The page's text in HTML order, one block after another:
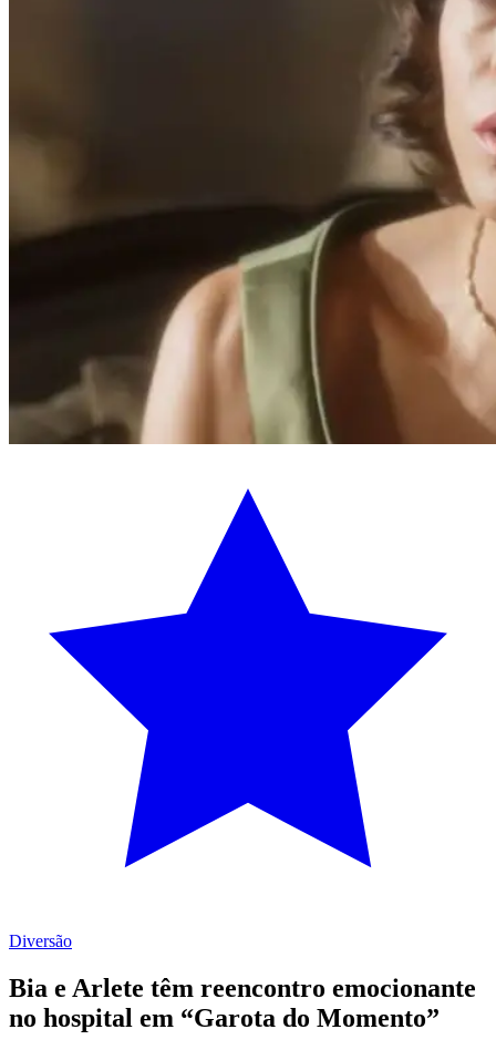
Diversão
Bia e Arlete têm reencontro emocionante
no hospital em “Garota do Momento”